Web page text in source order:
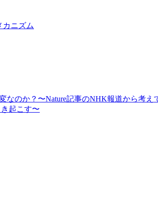
カニズム
なのか？〜Nature記事のNHK報道から考え
起こす〜